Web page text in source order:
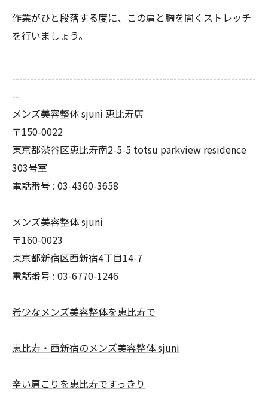
作業がひと段落する度に、 この肩と胸を開くストレッチ
を行いましょう。
--------------------------------------------------------------------
--
メンズ美容整体 sjuni 恵比寿店
〒150-0022
東京都渋谷区恵比寿南2-5-5 totsu parkview residence
303号室
電話番号 : 03-4360-3658
メンズ美容整体 sjuni
〒160-0023
東京都新宿区西新宿4丁目14-7
電話番号 : 03-6770-1246
希少なメンズ美容整体を恵比寿で
恵比寿・西新宿のメンズ美容整体 sjuni
辛い肩こりを恵比寿ですっきり